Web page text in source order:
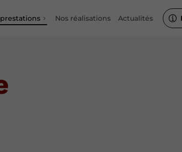
Nos réalisations Actualités